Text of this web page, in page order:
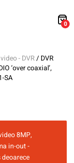
0
- DVR/ DVR
‘over coaxial’,
SA
8MP,
in-out -
deoarece